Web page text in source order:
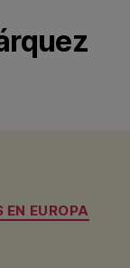
EUROPA